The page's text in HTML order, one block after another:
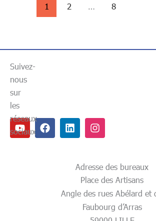
1 2 … 8
YoutubeFacebookLinkedinInstagram
Suivez-
nous
sur
les
réseaux
sociaux
Adresse des bureaux
Place des Artisans
Angle des rues Abélard et
Faubourg d’Arras